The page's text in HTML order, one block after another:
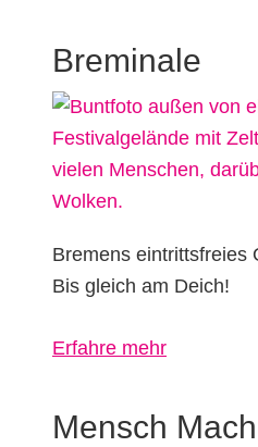
Bühne
Breminale
Bremens eintrittsfreies
Bis gleich am Deich!
Erfahre mehrüber
Mensch